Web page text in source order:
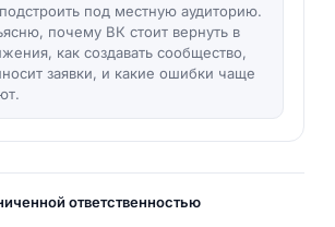
под местную аудиторию.
почему ВК стоит вернуть в
как создавать сообщество,
заявки, и какие ошибки чаще
ответственностью